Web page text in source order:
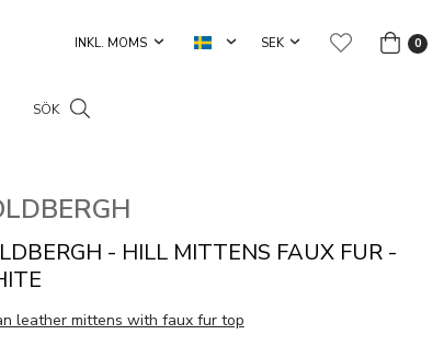
0
SÖK
- HILL MITTENS FAUX FUR -
leather mittens with faux fur top